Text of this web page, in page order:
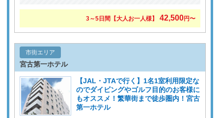
3～5日間【大人お一人様】 42,500円〜
市街エリア
宮古第一ホテル
【JAL・JTAで行く】1名1室利用限定な
のでダイビングやゴルフ目的のお客様に
もオススメ！繁華街まで徒歩圏内！宮古
第一ホテル